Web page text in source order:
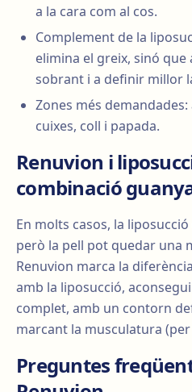
a la cara com al cos.
Complement de la
elimina el greix, sinó que
sobrant i a definir millor
Zones més
cuixes, coll i papada.
Renuvion i
combinació
En molts casos, la
però la pell pot quedar una
Renuvion marca la
amb la liposucció,
complet, amb un contorn
marcant la musculatura (per
Preguntes